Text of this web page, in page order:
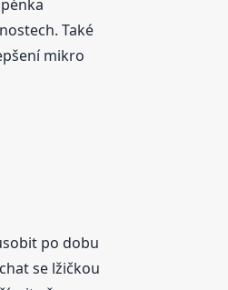
Také
mikro
po dobu
se lžičkou